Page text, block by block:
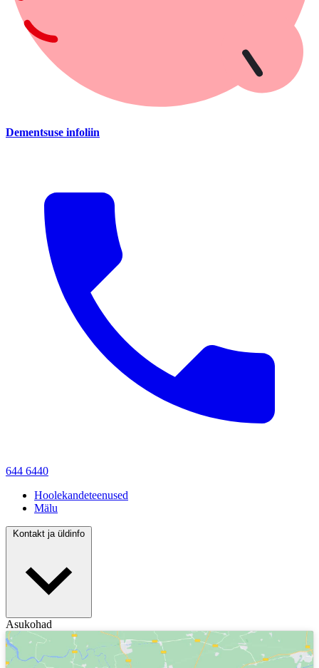
Dementsuse infoliin
644 6440
Hoolekandeteenused
Mälu
Kontakt ja üldinfo
Asukohad